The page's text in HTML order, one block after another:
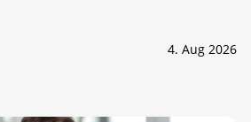
4. Aug 2026